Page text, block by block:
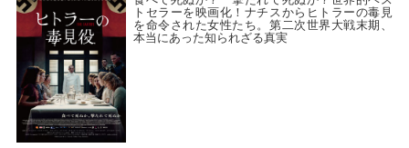
トセラーを映画化！ナチスからヒトラーの毒見
を命令された女性たち。第二次世界大戦末期、
本当にあった知られざる真実